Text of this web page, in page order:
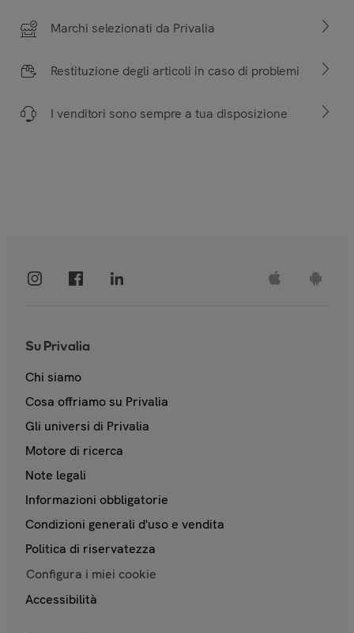
Marchi selezionati da Privalia
Restituzione degli articoli in caso di problemi
I venditori sono sempre a tua disposizione
Su Privalia
Chi siamo
Cosa offriamo su Privalia
Gli universi di Privalia
Motore di ricerca
Note legali
Informazioni obbligatorie
Condizioni generali d'uso e vendita
Politica di riservatezza
Configura i miei cookie
Accessibilità